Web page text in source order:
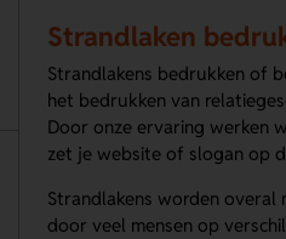
Strandlaken
Strandlakens bedrukken of
het bedrukken van
Door onze ervaring werken
zet je website of slogan op
Strandlakens worden
door veel mensen op